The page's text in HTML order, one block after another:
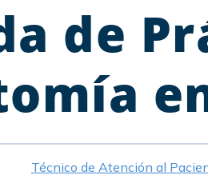
de
Técnico de Atención al